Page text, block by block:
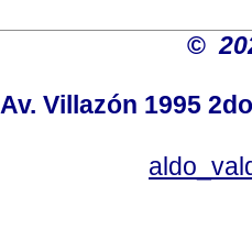
©
Av. Villazón 1995